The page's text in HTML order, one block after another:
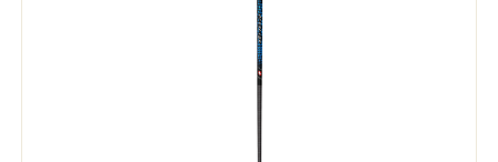
SKI TOUT TERRAIN